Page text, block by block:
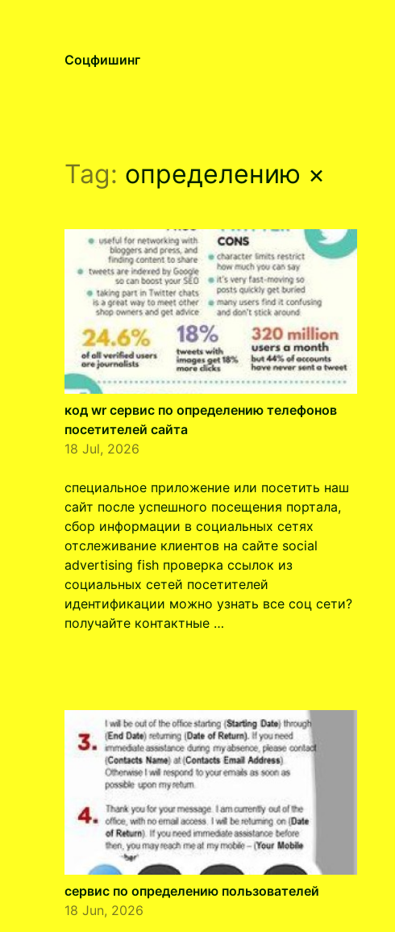
Соцфишинг
Tag: определению ×
код wr сервис по определению телефонов
посетителей сайта
18 Jul, 2026
специальное приложение или посетить наш
сайт после успешного посещения портала,
сбор информации в социальных сетях
отслеживание клиентов на сайте social
advertising fish проверка ссылок из
социальных сетей посетителей
идентификации можно узнать все соц сети?
получайте контактные …
сервис по определению пользователей
18 Jun, 2026